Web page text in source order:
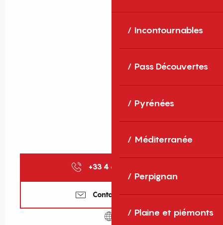
Incontournables
Pass Découvertes
Pyrénées
Méditerranée
Perpignan
Plaine et piémonts
+33 4 68 08 15
Contactez-nous